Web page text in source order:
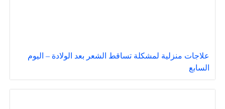
علاجات منزلية لمشكلة تساقط الشعر بعد الولادة – اليوم
السابع